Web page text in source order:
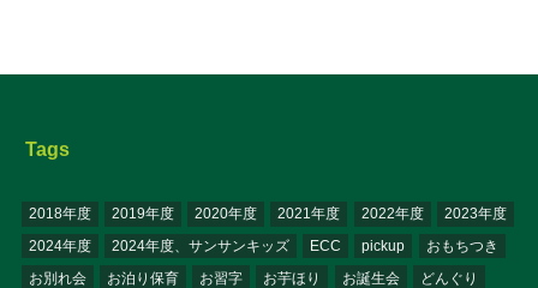
Tags
2018年度 2019年度 2020年度 2021年度 2022年度
2023年度
2024年度
2024年度、サンサンキッズ ECC pickup
おもちつき
お別れ会
お泊り保育 お習字 お芋ほり お誕生会
どんぐり